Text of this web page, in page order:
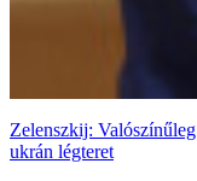
Zelenszkij:
ukrán légteret